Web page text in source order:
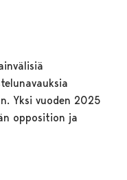
Yksi vuoden 2025
opposition ja